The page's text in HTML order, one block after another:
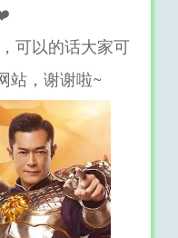
可以的话大家可
站，谢谢啦~